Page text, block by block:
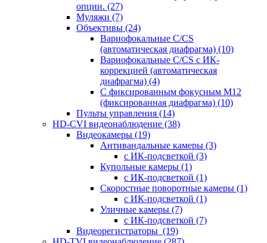
опции. (27)
Муляжи (7)
Объективы (24)
Вариофокальные C/CS
(автоматическая диафрагма) (10)
Вариофокальные C/CS с ИК-
коррекцией (автоматическая
диафрагма) (4)
С фиксированным фокусным М12
(фиксированная диафрагма) (10)
Пульты управления (14)
HD-CVI видеонаблюдение (38)
Видеокамеры (19)
Антивандальные камеры (3)
с ИК-подсветкой (3)
Купольные камеры (1)
с ИК-подсветкой (1)
Скоростные поворотные камеры (1)
с ИК-подсветкой (1)
Уличные камеры (7)
с ИК-подсветкой (7)
Видеорегистраторы (19)